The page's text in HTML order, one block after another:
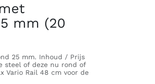
mm (20
25 mm. Inhoud / Prijs
steel of deze nu rond of
Vario Rail 48 cm voor de